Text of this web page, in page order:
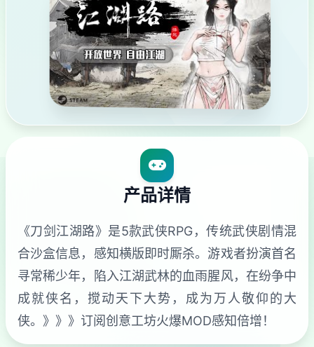
产品详情
《刀剑江湖路》是5款武侠RPG，传统武侠剧情混
合沙盒信息，感知横版即时厮杀。游戏者扮演首名
寻常稀少年，陷入江湖武林的血雨腥风，在纷争中
成就侠名，搅动天下大势，成为万人敬仰的大
侠。》》》订阅创意工坊火爆MOD感知倍增！